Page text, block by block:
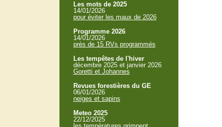
Les mots de 2025
14/01/2026
pour éviter les maux de 2026
Programme 2026
14/01/2026
près de 15 RVs programmés
Les tempêtes de l'hiver
décembre 2025 et janvier 2026
Goretti et Johannes
Revues forestières du GE
06/01/2026
neiges et sapins
Meteo 2025
22/12/2025